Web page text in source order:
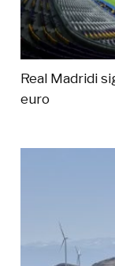
Real Madridi
euro